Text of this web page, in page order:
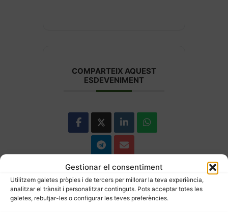
Gestionar el consentiment
Utilitzem galetes pròpies i de tercers per millorar la teva experiència,
analitzar el trànsit i personalitzar continguts. Pots acceptar totes les
galetes, rebutjar-les o configurar les teves preferències.
COMPARTEIX AQUEST
ESDEVENIMENT